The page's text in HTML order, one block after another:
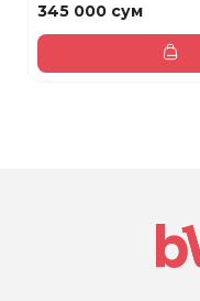
345 000 сум